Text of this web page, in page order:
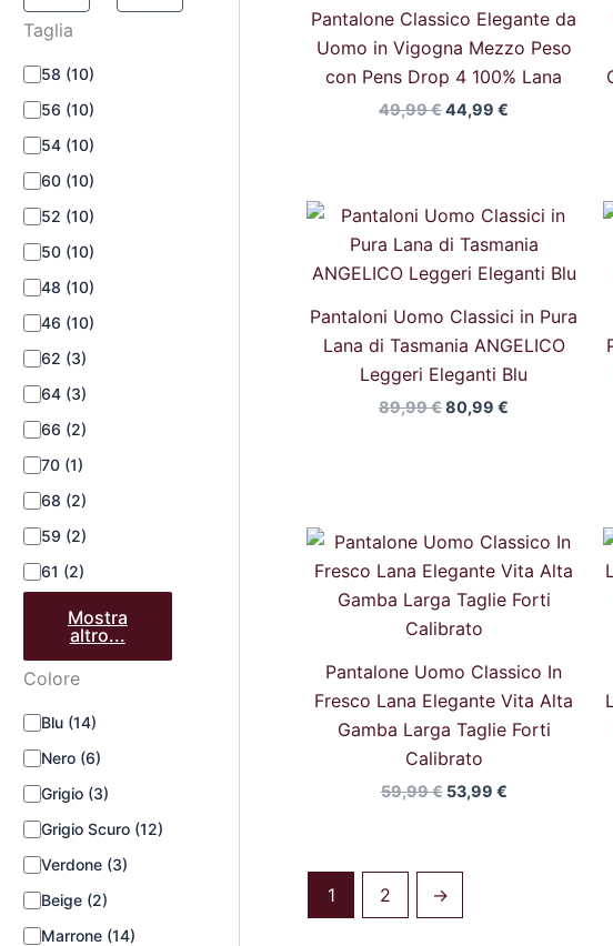
Taglia
58 (10)
56 (10)
54 (10)
60 (10)
52 (10)
50 (10)
48 (10)
46 (10)
62 (3)
64 (3)
66 (2)
70 (1)
68 (2)
59 (2)
61 (2)
Mostra
altro...
Colore
Blu (14)
Nero (6)
Grigio (3)
Grigio Scuro (12)
Verdone (3)
Beige (2)
Marrone (14)
Pantalone Classico Elegante da
Uomo in Vigogna Mezzo Peso
con Pens Drop 4 100% Lana
49,99€44,99€
Pantaloni Uomo Classici in Pura
Lana di Tasmania ANGELICO
Leggeri Eleganti Blu
89,99€
Il
prezzo
originale
era:
89,99 €.
80,99€
Il
prezzo
attuale
è:
80,99 €.
Pantalone Uomo Classico In
Fresco Lana Elegante Vita Alta
Gamba Larga Taglie Forti
Calibrato
59,99€
Il
prezzo
originale
era:
59,99 €.
53,99 €
Il
prezzo
attuale
è:
1 2 →